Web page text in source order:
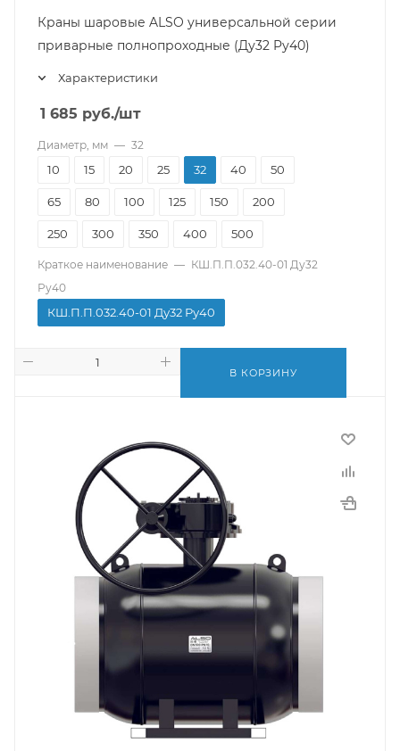
Краны шаровые ALSO универсальной серии
приварные полнопроходные (Ду32 Pу40)
Характеристики
1 685 руб./шт
Диаметр, мм — 32
10 15 20 25 32 40 50
65 80 100 125 150 200
250 300 350 400 500
Краткое наименование — КШ.П.П.032.40-01 Ду32
Ру40
КШ.П.П.032.40-01 Ду32 Ру40
В КОРЗИНУ